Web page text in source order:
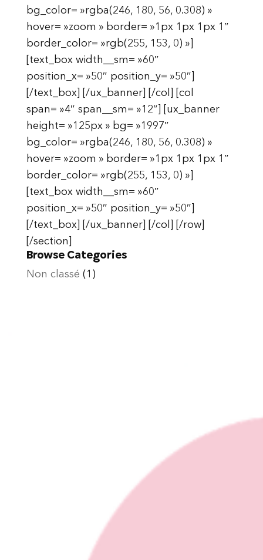
bg_color= »rgba(246, 180, 56, 0.308) »
hover= »zoom » border= »1px 1px 1px 1″
border_color= »rgb(255, 153, 0) »]
[text_box width__sm= »60″
position_x= »50″ position_y= »50″]
[/text_box] [/ux_banner] [/col] [col
span= »4″ span__sm= »12″] [ux_banner
height= »125px » bg= »1997″
bg_color= »rgba(246, 180, 56, 0.308) »
hover= »zoom » border= »1px 1px 1px 1″
border_color= »rgb(255, 153, 0) »]
[text_box width__sm= »60″
position_x= »50″ position_y= »50″]
[/text_box] [/ux_banner] [/col] [/row]
[/section]
Browse Categories
Non classé (1)